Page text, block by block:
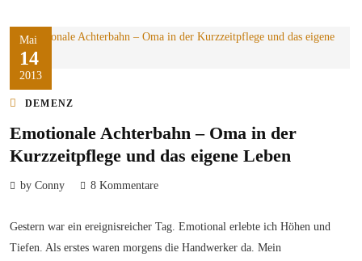
Mai
14
2013
DEMENZ
Emotionale Achterbahn – Oma in der
Kurzzeitpflege und das eigene Leben
by Conny 8 Kommentare
Gestern war ein ereignisreicher Tag. Emotional erlebte ich Höhen und
Tiefen. Als erstes waren morgens die Handwerker da. Mein